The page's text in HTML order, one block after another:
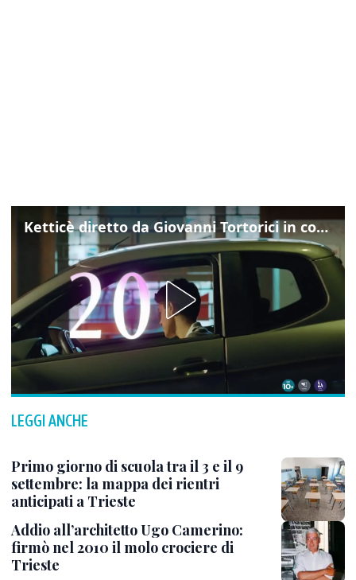
Ketticè diretto da Giovanni Tortorici in concorso al Locarno Film Festival
LEGGI ANCHE
Primo giorno di scuola tra il 3 e il 9
settembre: la mappa dei rientri
anticipati a Trieste
Addio all’architetto Ugo Camerino:
firmò nel 2010 il molo crociere di
Trieste